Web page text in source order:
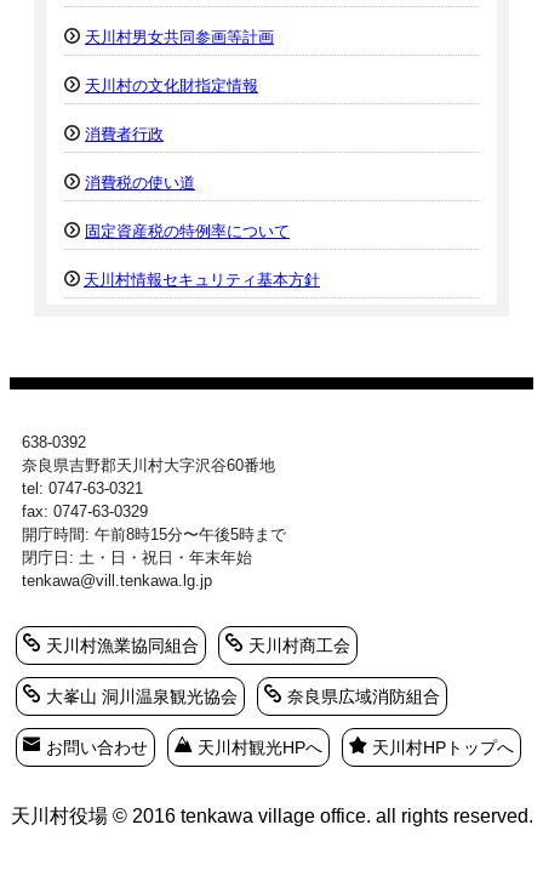
天川村男女共同参画等計画
天川村の文化財指定情報
消費者行政
消費税の使い道
固定資産税の特例率について
天川村情報セキュリティ基本方針
638-0392
奈良県吉野郡天川村大字沢谷60番地
tel: 0747-63-0321
fax: 0747-63-0329
開庁時間: 午前8時15分〜午後5時まで
閉庁日: 土・日・祝日・年末年始
tenkawa@vill.tenkawa.lg.jp
天川村漁業協同組合 天川村商工会
大峯山 洞川温泉観光協会 奈良県広域消防組合
お問い合わせ 天川村観光HPへ 天川村HPトップへ
天川村役場 © 2016 tenkawa village office. all rights reserved.